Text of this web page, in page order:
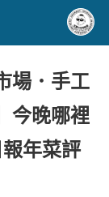
場．手工
今晚哪裡
年菜評